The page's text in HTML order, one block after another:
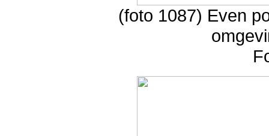
(foto 1087) Even